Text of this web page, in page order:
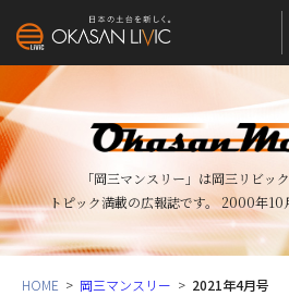
「岡三マンスリー」は岡三リビッ
トピック満載の広報誌です。2000年10
HOME 岡三マンスリー 2021年4月号